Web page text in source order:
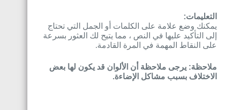
التعليمات:
يمكنك وضع علامة على الكلمات أو الجمل التي تحتاج
إلى التأكيد عليها في النص ، مما يتيح لك العثور بسرعة
على النقاط المهمة في المرة القادمة.
ملاحظة: يرجى ملاحظة أن الألوان قد يكون لها بعض
الاختلاف بسبب مشاكل الإضاءة.